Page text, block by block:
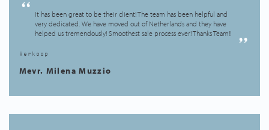
It has been great to be their client! The team has been helpful and
very dedicated. We have moved out of Netherlands and they have
helped us tremendously! Smoothest sale process ever! Thanks Team!!
Verkoop
Mevr. Milena Muzzio